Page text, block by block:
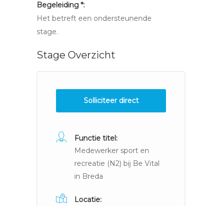
Begeleiding *:
Het betreft een ondersteunende
stage.
Stage Overzicht
Solliciteer direct
Functie titel:
Medewerker sport en
recreatie (N2) bij Be Vital
in Breda
Locatie: